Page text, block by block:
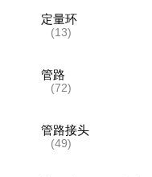
定量环
(13)
管路
(72)
管路接头
(49)